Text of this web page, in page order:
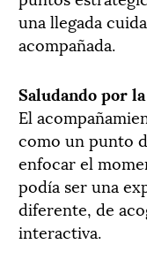
una llegada
acompañada.
Saludando por
El
como un punto
enfocar el
podía ser una
diferente, de
interactiva.